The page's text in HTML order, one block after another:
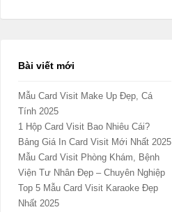
Bài viết mới
Mẫu Card Visit Make Up Đẹp, Cá
Tính 2025
1 Hộp Card Visit Bao Nhiêu Cái?
Bảng Giá In Card Visit Mới Nhất 2025
Mẫu Card Visit Phòng Khám, Bệnh
Viện Tư Nhân Đẹp – Chuyên Nghiệp
Top 5 Mẫu Card Visit Karaoke Đẹp
Nhất 2025